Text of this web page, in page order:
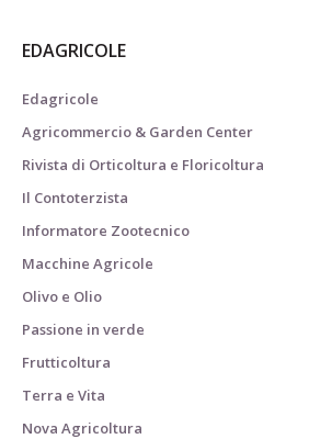
EDAGRICOLE
Edagricole
Agricommercio & Garden Center
Rivista di Orticoltura e Floricoltura
Il Contoterzista
Informatore Zootecnico
Macchine Agricole
Olivo e Olio
Passione in verde
Frutticoltura
Terra e Vita
Nova Agricoltura